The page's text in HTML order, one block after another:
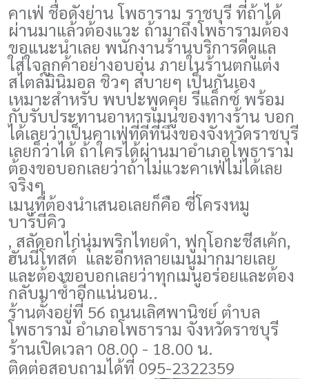
คาเฟ่ ชื่อดังย่าน โพธาราม ราชบุรี ที่ถ้าได้
ผ่านมาแล้วต้องแวะ ถ้ามาถึงโพธารามต้อง
ขอแนะนำเลย พนักงานร้านบริการดีดูแล
ใส่ใจลูกค้าอย่างอบอุ่น ภายในร้านตกแต่ง
สไตล์มินิมอล ชิวๆ สบายๆ เป็นกันเอง
เหมาะสำหรับ พบปะพูดคุย รีแล็กซ์ พร้อม
กับรับประทานอาหารเมนูของทางร้าน บอก
ได้เลยว่าเป็นคาเฟ่ที่ดีที่นึงของจังหวัดราชบุรี
เลยก็ว่าได้ ถ้าใครได้ผ่านมาอำเภอโพธาราม
ต้องขอบอกเลยว่าถ้าไม่แวะคาเฟ่ไม่ได้เลย
จริงๆ
เมนูที่ต้องนำเสนอเลยก็คือ ซี่โครงหมู
บาร์บีคิว
, สลัดอกไก่นุ่มพริกไทยดำ, ฟูกุโอกะชีสเค้ก,
ฮันนี่โทสต์ และอีกหลายเมนูมากมายเลย
และต้องขอบอกเลยว่าทุกเมนูอร่อยและต้อง
กลับมาซ้ำอีกแน่นอน..
ร้านตั้งอยู่ที่ 56 ถนนเลิศพานิชย์ ตำบล
โพธาราม อำเภอโพธาราม จังหวัดราชบุรี
ร้านเปิดเวลา 08.00 - 18.00 น.
ติดต่อสอบถามได้ที่ 095-2322359